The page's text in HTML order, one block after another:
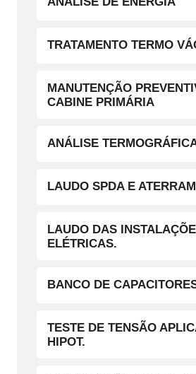
TRATAMENTO TERMO
MANUTENÇÃO
CABINE PRIMÁRIA
ANÁLISE
LAUDO SPDA E
LAUDO DAS
ELÉTRICAS.
BANCO DE
TESTE DE TENSÃO
HIPOT.